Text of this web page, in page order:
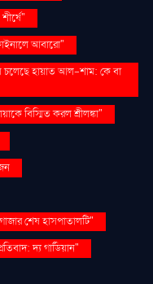
আবারো"
চলেছে হায়াত আল-শাম: কে বা
বিস্মিত করল শ্রীলঙ্কা"
শেষ হাসপাতালটি"
দ্য গার্ডিয়ান"